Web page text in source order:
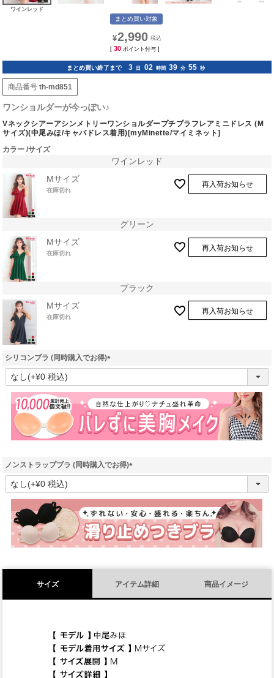
ワインレッド
まとめ買い対象
¥2,990
[ 30 ポイント付与 ]
まとめ買い終了まで 3 日 02 時間 39 分 54 秒
商品番号 th-md851
ワンショルダーが今っぽい♪
Vネックシアーアシンメトリーワンショルダープチプラフレアミニドレス (M
サイズ)(中尾みほ/キャバドレス着用)[myMinette/マイミネット]
カラー サイズ
ワインレッド
Mサイズ
在庫切れ
再入荷お知らせ
グリーン
Mサイズ
在庫切れ
再入荷お知らせ
ブラック
Mサイズ
在庫切れ
再入荷お知らせ
シリコンブラ (同時購入でお得)
(
須
)
ノンストラップブラ (同時購入でお得)
(
須
)
サイズ アイテム詳細 商品イメージ